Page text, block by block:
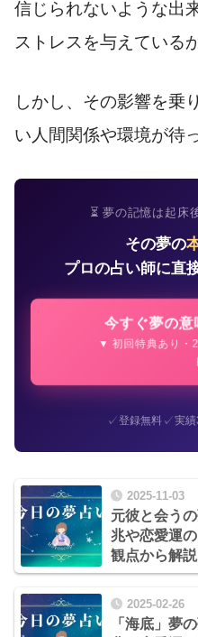
信じられないような出
ストレスを与えている
しかし、その影響を乗
い人間関係や環境が待
⏳ 夢の記憶は起床
その夢の
プロの占い師に直
今すぐ夢の意
▼ 初回特典あり・
✓登録無料✓実
2025-11-03
元彼と会う
兆や恋愛運
観点から解説
2025-02-26
「海底」夢